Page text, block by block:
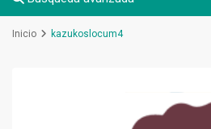
Inicio kazukoslocum4